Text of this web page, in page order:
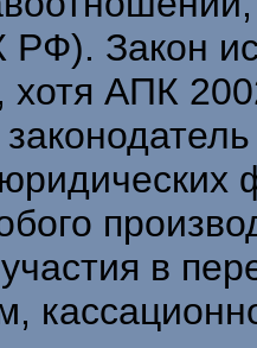
РФ). Закон
хотя АПК
в